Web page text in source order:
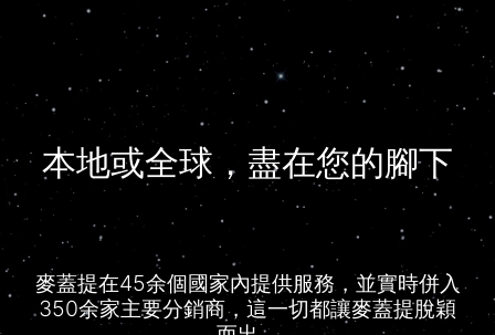
本地或全球，盡在您的腳下
麥蓋提在45余個國家內提供服務，並實時併入
350余家主要分銷商，這一切都讓麥蓋提脫穎